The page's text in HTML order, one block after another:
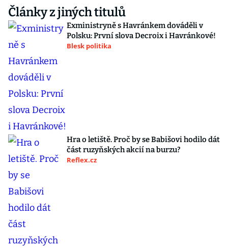
Články z jiných titulů
Exministryně s Havránkem dováděli v
Polsku: První slova Decroix i Havránkové!
Blesk politika
Hra o letiště. Proč by se Babišovi hodilo dát
část ruzyňských akcií na burzu?
Reflex.cz